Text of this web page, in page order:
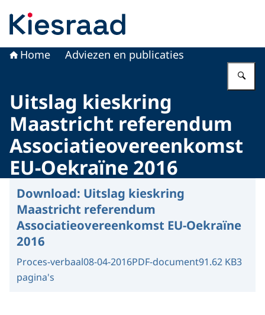
Home Adviezen en publicaties
Uitslag kieskring
Maastricht referendum
Associatieovereenkomst
EU-Oekraïne 2016
Download: Uitslag kieskring
Maastricht referendum
Associatieovereenkomst EU-Oekraïne
2016
Proces-verbaal08-04-2016PDF-document91.62 KB3
pagina's